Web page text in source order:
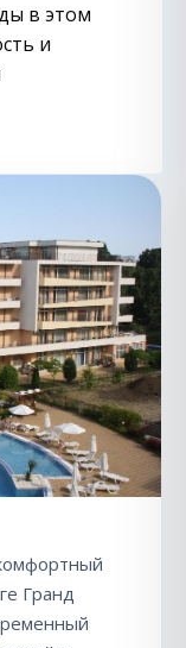
в этом
и
Гранд